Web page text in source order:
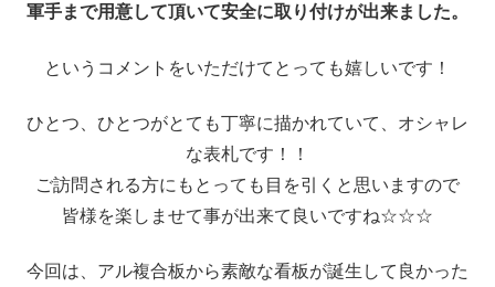
軍手まで用意して頂いて安全に取り付けが出来ました。
というコメントをいただけてとっても嬉しいです！
ひとつ、ひとつがとても丁寧に描かれていて、オシャレ
な表札です！！
ご訪問される方にもとっても目を引くと思いますので
皆様を楽しませて事が出来て良いですね☆☆☆
今回は、アル複合板から素敵な看板が誕生して良かった